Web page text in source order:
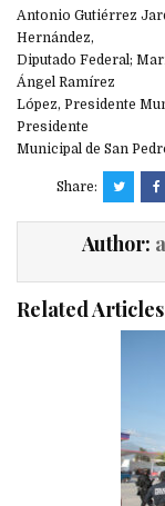
Antonio Gutiérrez
Hernández,
Diputado Federal;
Ángel Ramírez
López, Presidente
Presidente
Municipal de San
Share:
Author:
Related Articles